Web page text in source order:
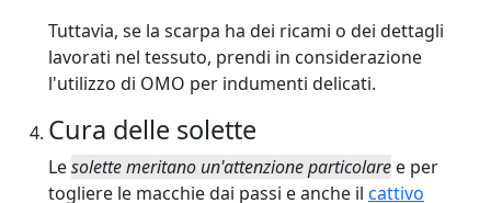
Tuttavia, se la scarpa ha dei ricami o dei dettagli
lavorati nel tessuto, prendi in considerazione
l'utilizzo di OMO per indumenti delicati.
Cura delle solette
Lesolette meritano un'attenzione particolare e per
togliere le macchie dai passi e anche il cattivo